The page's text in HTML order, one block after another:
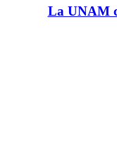
La UNAM